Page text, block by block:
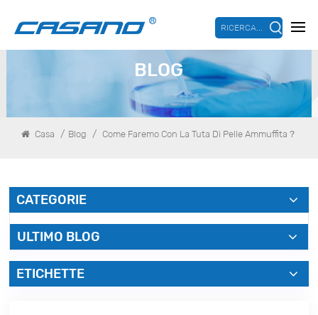
RICERCA...
BLOG
Casa / Blog / Come Faremo Con La Tuta Di Pelle Ammuffita？
CATEGORIE
ULTIMO BLOG
ETICHETTE